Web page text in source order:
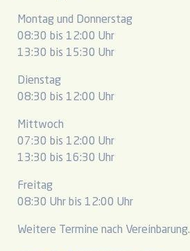
Montag und Donnerstag
08:30 bis 12:00 Uhr
13:30 bis 15:30 Uhr
Dienstag
08:30 bis 12:00 Uhr
Mittwoch
07:30 bis 12:00 Uhr
13:30 bis 16:30 Uhr
Freitag
08:30 Uhr bis 12:00 Uhr
Weitere Termine nach Vereinbarung.